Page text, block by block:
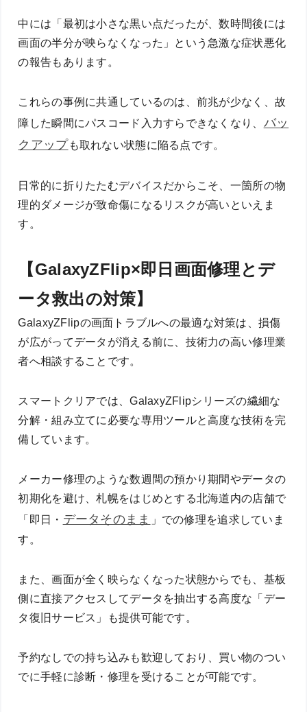
中には「最初は小さな黒い点だったが、数時間後には
画面の半分が映らなくなった」という急激な症状悪化
の報告もあります。
これらの事例に共通しているのは、前兆が少なく、故
障した瞬間にパスコード入力すらできなくなり、 バッ
クアップ も取れない状態に陥る点です。
日常的に折りたたむデバイスだからこそ、一箇所の物
理的ダメージが致命傷になるリスクが高いといえま
す。
【GalaxyZFlip×即日画面修理とデ
ータ救出の対策】
GalaxyZFlipの画面トラブルへの最適な対策は、損傷
が広がってデータが消える前に、技術力の高い修理業
者へ相談することです。
スマートクリアでは、GalaxyZFlipシリーズの繊細な
分解・組み立てに必要な専用ツールと高度な技術を完
備しています。
メーカー修理のような数週間の預かり期間やデータの
初期化を避け、札幌をはじめとする北海道内の店舗で
「即日・ データそのまま 」での修理を追求していま
す。
また、画面が全く映らなくなった状態からでも、基板
側に直接アクセスしてデータを抽出する高度な「デー
タ復旧サービス」も提供可能です。
予約なしでの持ち込みも歓迎しており、買い物のつい
でに手軽に診断・修理を受けることが可能です。